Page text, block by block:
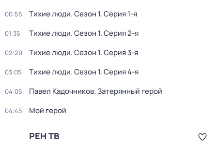
00:55 Тихие люди. Сезон 1. Серия 1-я
01:35 Тихие люди. Сезон 1. Серия 2-я
02:20 Тихие люди. Сезон 1. Серия 3-я
03:05 Тихие люди. Сезон 1. Серия 4-я
04:05 Павел Кадочников. Затерянный герой
04:45 Мой герой
РЕН ТВ